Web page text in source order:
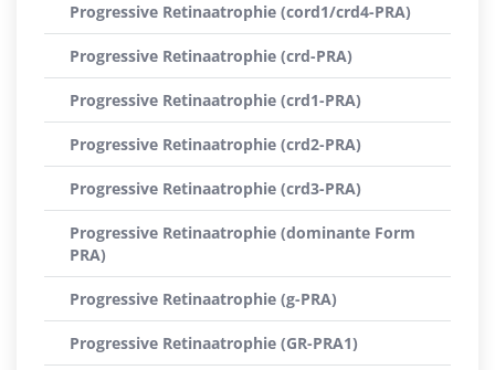
Progressive Retinaatrophie (cord1/crd4-PRA)
Progressive Retinaatrophie (crd-PRA)
Progressive Retinaatrophie (crd1-PRA)
Progressive Retinaatrophie (crd2-PRA)
Progressive Retinaatrophie (crd3-PRA)
Progressive Retinaatrophie (dominante Form
PRA)
Progressive Retinaatrophie (g-PRA)
Progressive Retinaatrophie (GR-PRA1)